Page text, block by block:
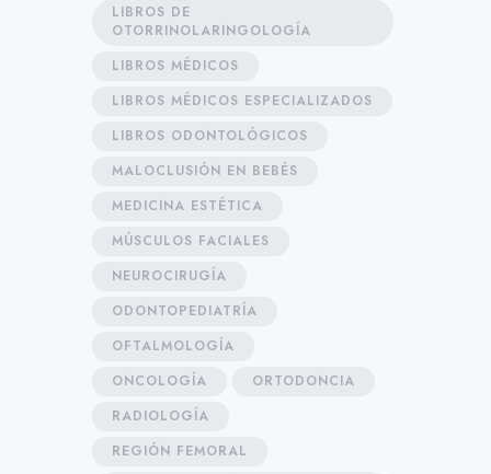
LIBROS DE
OTORRINOLARINGOLOGÍA
LIBROS MÉDICOS
LIBROS MÉDICOS ESPECIALIZADOS
LIBROS ODONTOLÓGICOS
MALOCLUSIÓN EN BEBÉS
MEDICINA ESTÉTICA
MÚSCULOS FACIALES
NEUROCIRUGÍA
ODONTOPEDIATRÍA
OFTALMOLOGÍA
ONCOLOGÍA
ORTODONCIA
RADIOLOGÍA
REGIÓN FEMORAL